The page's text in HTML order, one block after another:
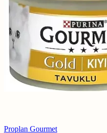
Proplan Gourmet